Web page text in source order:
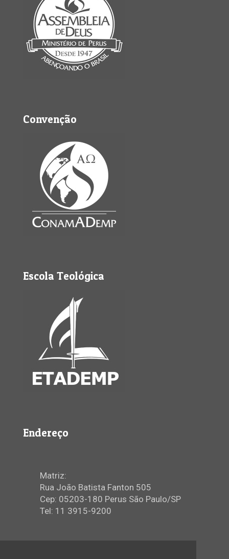
Convenção
Escola Teológica
Endereço
Matriz:
Rua João Batista Fanton 505
Cep: 05203-180 Perus São Paulo/SP
Tel: 11 3915-9200